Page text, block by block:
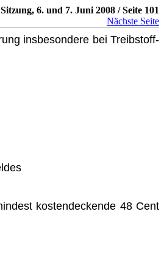
6. und 7. Juni 2008 / Seite 101
Nächste Seite
insbesondere bei Treibstoff-
kostendeckende 48 Cent